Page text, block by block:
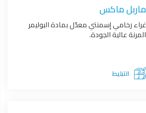
ماربل ماكس
غراء رخامي إسمنتي معدّل بمادة البوليمر
المرنة عالية الجودة.
التبليط